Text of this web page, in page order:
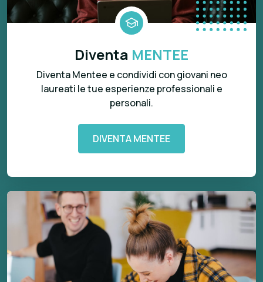
Diventa MENTEE
Diventa Mentee e condividi con giovani neo
laureati le tue esperienze professionali e
personali.
DIVENTA MENTEE